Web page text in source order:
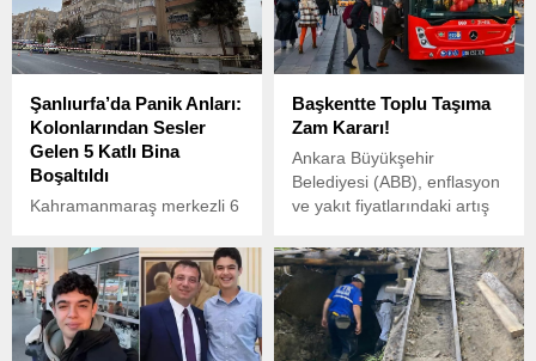
Büyükşehir Belediye
Başkanı Ekrem
İmamoğlu’nun eşi Dilek
yayımladı.
Şanlıurfa’da Panik Anları:
Kolonlarından Sesler
Gelen 5 Katlı Bina
Boşaltıldı
Kahramanmaraş merkezli 6
ardından hasar görebilecek
yapılarla ilgili tedbirler
devam ederken,
Şanlıurfa’da Selahaddin
Eyyübi Mahallesi’nde
Başkentte Toplu Taşıma
Zam Kararı!
Ankara Büyükşehir
Belediyesi (ABB), enflasyon
ve yakıt fiyatlarındaki artış
ücretlerinde artış yapıldığını
duyurdu.